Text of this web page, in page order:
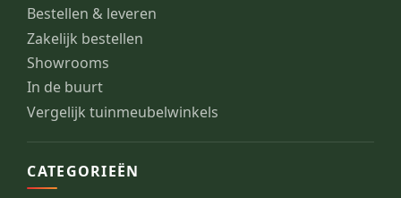
Bestellen & leveren
Zakelijk bestellen
Showrooms
In de buurt
Vergelijk tuinmeubelwinkels
CATEGORIEËN